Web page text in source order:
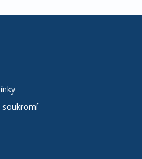
soukromí